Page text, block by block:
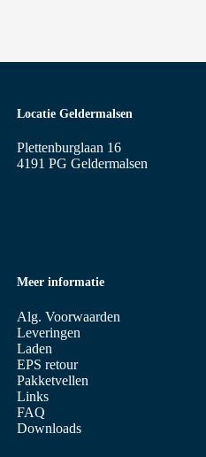
Meer informatie
Alg. Voorwaarden
Leveringen
Laden
EPS retour
Pakketvellen
Links
FAQ
Downloads
Locatie Geldermalsen
Plettenburglaan 16
4191 PG Geldermalsen